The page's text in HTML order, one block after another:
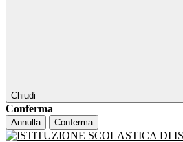
Chiudi
Conferma
Annulla Conferma